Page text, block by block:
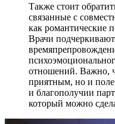
Также стоит
связанные с
как романтические
Врачи
отношений. Важно,
приятным, но и
и благополучии
который можно